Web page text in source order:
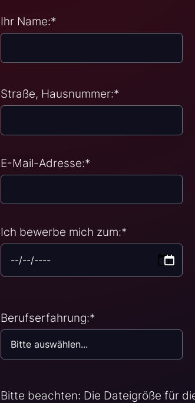
Ihr Name:*
Straße, Hausnummer:*
E-Mail-Adresse:*
Ich bewerbe mich zum:*
Berufserfahrung:*
Bitte beachten: Die Dateigröße für